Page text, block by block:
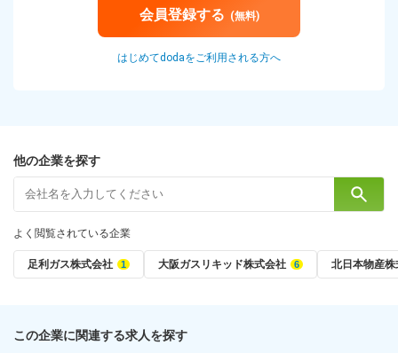
会員登録する (無料)
はじめてdodaをご利用される方へ
他の企業を探す
よく閲覧されている企業
足利ガス株式会社 大阪ガスリキッド株式会社 北日本物産株
この企業に関連する求人を探す